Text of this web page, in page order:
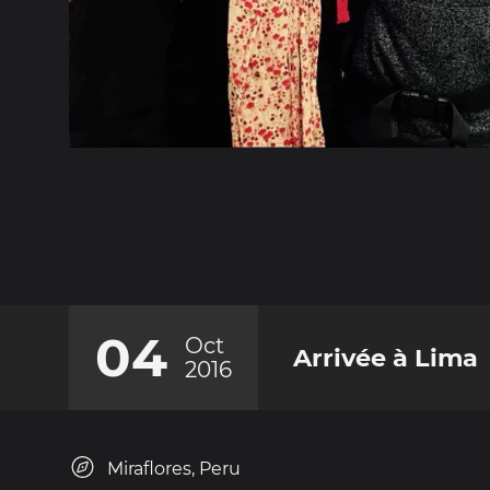
04
Oct
2016
Arrivée à Lima
Miraflores, Peru